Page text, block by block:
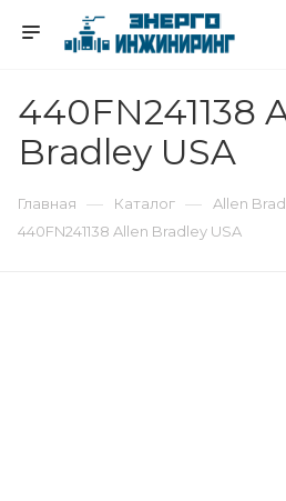
440FN241138
Bradley USA
Главная — Каталог — Allen
440FN241138 Allen Bradley USA